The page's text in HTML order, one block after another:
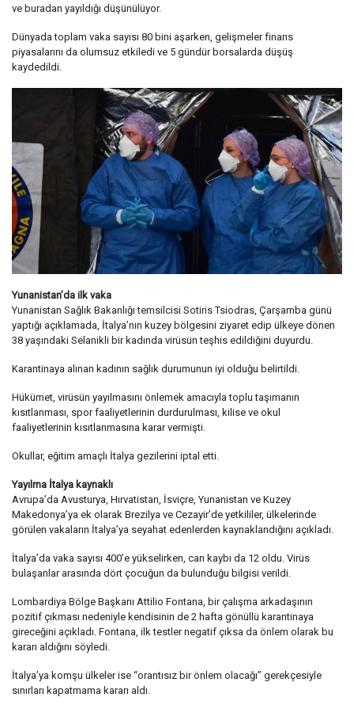
ve buradan yayıldığı düşünülüyor.
Dünyada toplam vaka sayısı 80 bini aşarken, gelişmeler finans
piyasalarını da olumsuz etkiledi ve 5 gündür borsalarda düşüş
kaydedildi.
Yunanistan’da ilk vaka
Yunanistan Sağlık Bakanlığı temsilcisi Sotiris Tsiodras, Çarşamba günü
yaptığı açıklamada, İtalya’nın kuzey bölgesini ziyaret edip ülkeye dönen
38 yaşındaki Selanikli bir kadında virüsün teşhis edildiğini duyurdu.
Karantinaya alınan kadının sağlık durumunun iyi olduğu belirtildi.
Hükümet, virüsün yayılmasını önlemek amacıyla toplu taşımanın
kısıtlanması, spor faaliyetlerinin durdurulması, kilise ve okul
faaliyetlerinin kısıtlanmasına karar vermişti.
Okullar, eğitim amaçlı İtalya gezilerini iptal etti.
Yayılma İtalya kaynaklı
Avrupa’da Avusturya, Hırvatistan, İsviçre, Yunanistan ve Kuzey
Makedonya’ya ek olarak Brezilya ve Cezayir’de yetkililer, ülkelerinde
görülen vakaların İtalya’ya seyahat edenlerden kaynaklandığını açıkladı.
İtalya’da vaka sayısı 400’e yükselirken, can kaybı da 12 oldu. Virüs
bulaşanlar arasında dört çocuğun da bulunduğu bilgisi verildi.
Lombardiya Bölge Başkanı Attilio Fontana, bir çalışma arkadaşının
pozitif çıkması nedeniyle kendisinin de 2 hafta gönüllü karantinaya
gireceğini açıkladı. Fontana, ilk testler negatif çıksa da önlem olarak bu
kararı aldığını söyledi.
İtalya’ya komşu ülkeler ise “orantısız bir önlem olacağı” gerekçesiyle
sınırları kapatmama kararı aldı.